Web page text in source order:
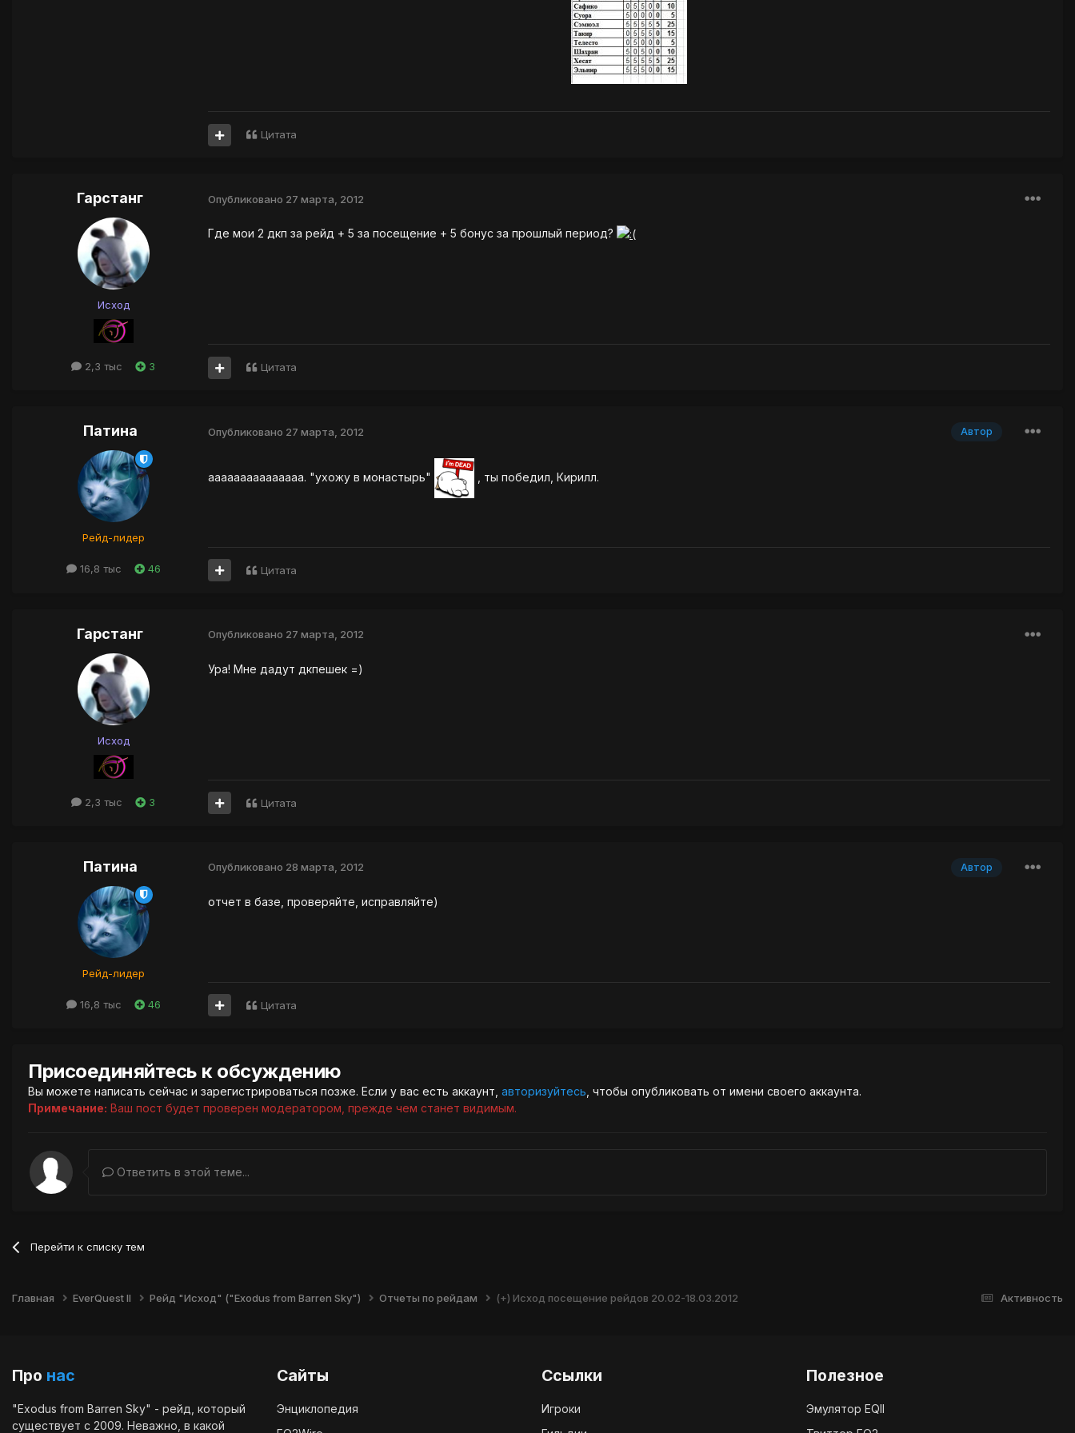
Цитата
Гарстанг
Исход
2,3 тыс 3
Опубликовано 27 марта, 2012
Где мои 2 дкп за рейд + 5 за посещение + 5 бонус за прошлый период?
Цитата
Патина
Рейд-лидер
16,8 тыс 46
Автор
Опубликовано 27 марта, 2012
ааааааааааааааа. "ухожу в монастырь" , ты победил, Кирилл.
Цитата
Гарстанг
Исход
2,3 тыс 3
Опубликовано 27 марта, 2012
Ура! Мне дадут дкпешек =)
Цитата
Патина
Рейд-лидер
16,8 тыс 46
Автор
Опубликовано 28 марта, 2012
отчет в базе, проверяйте, исправляйте)
Цитата
Присоединяйтесь к обсуждению
Вы можете написать сейчас и зарегистрироваться позже. Если у вас есть аккаунт, авторизуйтесь , чтобы опубликовать от имени своего аккаунта.
Примечание: Ваш пост будет проверен модератором, прежде чем станет видимым.
Ответить в этой теме...
Перейти к списку тем
Активность
Главная EverQuest II Рейд "Исход" ("Exodus from Barren Sky") Отчеты по рейдам (+) Исход посещение рейдов 20.02-18.03.2012
Про нас
"Exodus from Barren Sky" - рейд, который
существует с 2009. Неважно, в какой
Сайты
Энциклопедия
Ссылки
Игроки
Полезное
Эмулятор EQII